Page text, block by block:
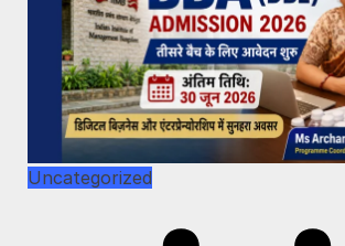
Uncategorized